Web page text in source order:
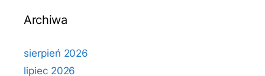
Archiwa
sierpień 2026
lipiec 2026